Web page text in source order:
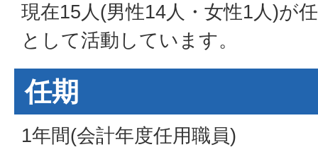
現在15人(男性14人・女性1人)が
として活動しています。
任期
1年間(会計年度任用職員)